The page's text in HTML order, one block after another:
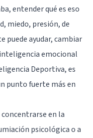
entender qué es eso
miedo, presión, de
puede ayudar, cambiar
emocional
Deportiva, es
punto fuerte más en
concentrarse en la
psicológica o a